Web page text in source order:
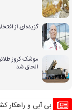
گزیده‌ای از
موشک کروز
الحاق شد
بحران بی آبی و راهکار